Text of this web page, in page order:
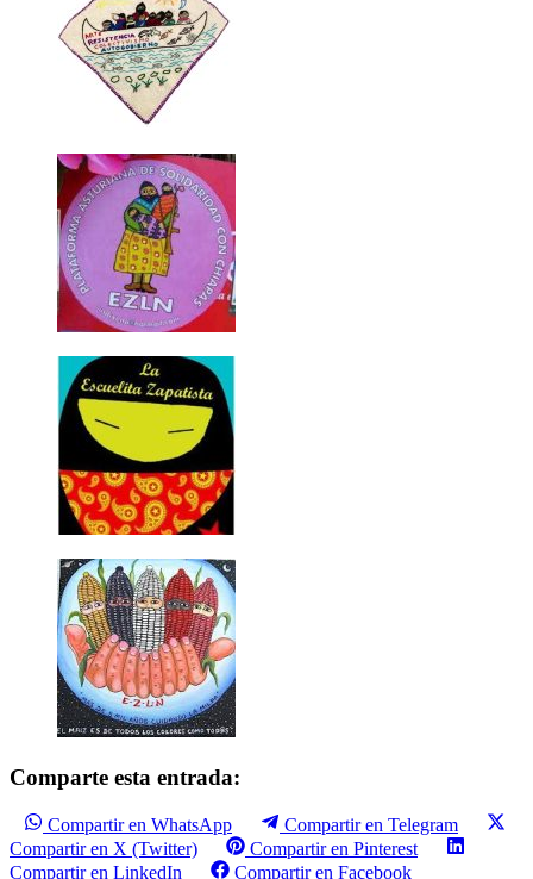
Comparte esta entrada:
Compartir en WhatsApp
Compartir en Telegram
Compartir en X (Twitter)
Compartir en Pinterest
Compartir en LinkedIn
Compartir en Facebook